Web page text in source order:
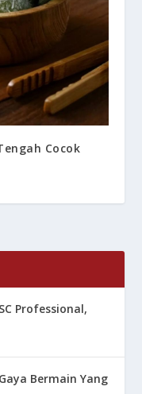
Cocok
Professional,
Bermain Yang